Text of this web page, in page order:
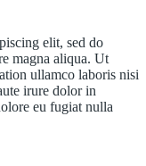
elit, sed do
magna aliqua. Ut
ullamco laboris nisi
irure dolor in
eu fugiat nulla